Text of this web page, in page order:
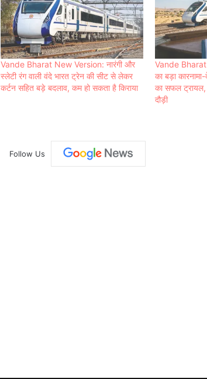
Vande Bharat New Version: नारंगी और
स्लेटी रंग वाली वंदे भारत ट्रेन की सीट से लेकर
कर्टन सहित बड़े बदलाव, कम हो सकता है किराया
Vande Bharat
का बड़ा कारनामा-
का सफल
दौड़ी
Follow Us